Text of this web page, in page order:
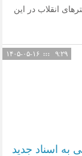
انقلاب در این
۹:۲۹
به اسناد جدید